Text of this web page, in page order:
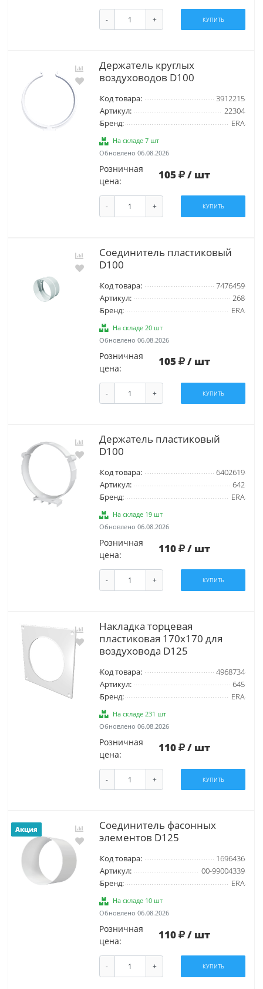
- + КУПИТЬ
Держатель круглых
воздуховодов D100
Код товара:
3912215
Артикул:
22304
Бренд:
ERA
На складе 7 шт
Обновлено 06.08.2026
Розничная
цена:
105 / шт
- + КУПИТЬ
Соединитель пластиковый
D100
Код товара:
7476459
Артикул:
268
Бренд:
ERA
На складе 20 шт
Обновлено 06.08.2026
Розничная
цена:
105 / шт
- + КУПИТЬ
Держатель пластиковый
D100
Код товара:
6402619
Артикул:
642
Бренд:
ERA
На складе 19 шт
Обновлено 06.08.2026
Розничная
цена:
110 / шт
- + КУПИТЬ
Накладка торцевая
пластиковая 170х170 для
воздуховода D125
Код товара:
4968734
Артикул:
645
Бренд:
ERA
На складе 231 шт
Обновлено 06.08.2026
Розничная
цена:
110 / шт
- + КУПИТЬ
Акция
Соединитель фасонных
элементов D125
Код товара:
1696436
Артикул:
00-99004339
Бренд:
ERA
На складе 10 шт
Обновлено 06.08.2026
Розничная
цена:
110 / шт
- + КУПИТЬ